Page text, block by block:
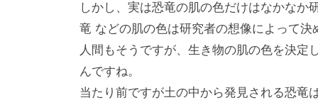
しかし、実は恐竜の肌の色だけはなかなか
竜 などの肌の色は研究者の想像によって決
人間もそうですが、生き物の肌の色を決定
んですね。
当たり前ですが土の中から発見される恐竜